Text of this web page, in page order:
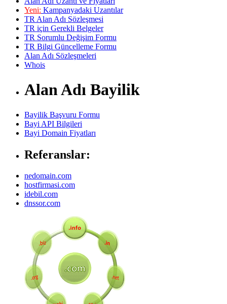
Yeni: Kampanyadaki Uzantılar
TR Alan Adı Sözleşmesi
TR için Gerekli Belgeler
TR Sorumlu Değişim Formu
TR Bilgi Güncelleme Formu
Alan Adı Sözleşmeleri
Whois
Alan Adı Bayilik
Bayilik Başvuru Formu
Bayi API Bilgileri
Bayi Domain Fiyatları
Referanslar:
nedomain.com
hostfirmasi.com
idebil.com
dnssor.com